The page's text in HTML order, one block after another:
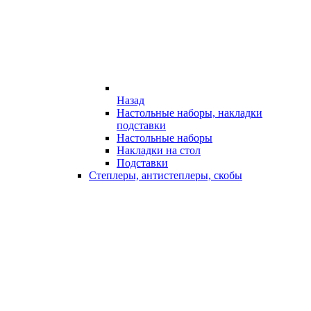
Назад
Настольные наборы, накладки
подставки
Настольные наборы
Накладки на стол
Подставки
Степлеры, антистеплеры, скобы